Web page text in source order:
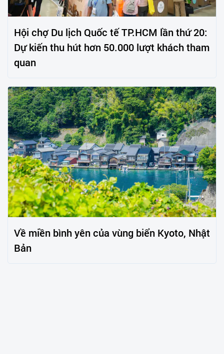
Hội chợ Du lịch Quốc tế TP.HCM lần thứ 20:
Dự kiến thu hút hơn 50.000 lượt khách tham
quan
Về miền bình yên của vùng biển Kyoto, Nhật
Bản